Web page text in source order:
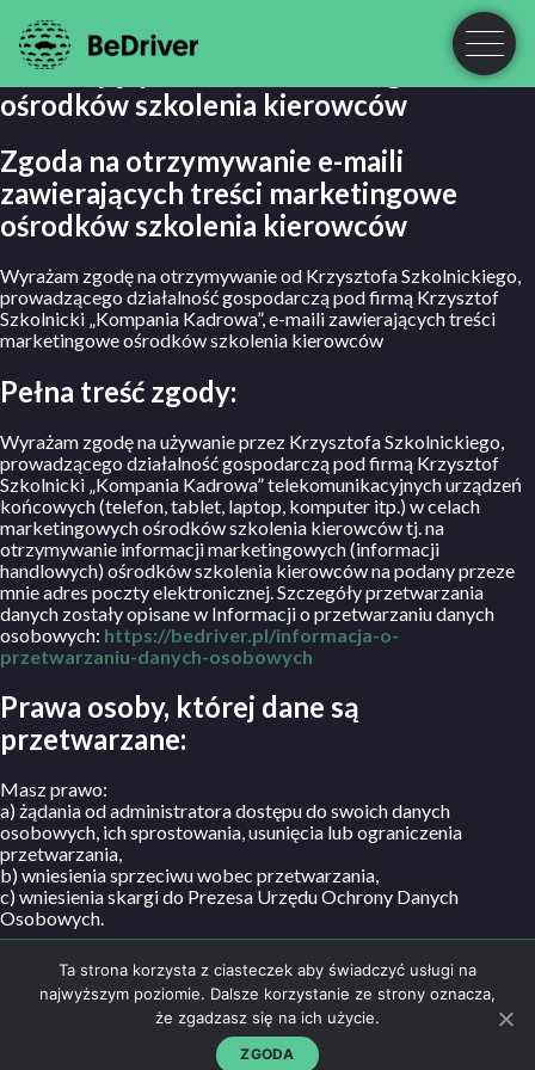
Zgoda na otrzymywanie e-maili
zawierających treści marketingowe
ośrodków szkolenia kierowców
Zgoda na otrzymywanie e-maili
zawierających treści marketingowe
ośrodków szkolenia kierowców
Wyrażam zgodę na otrzymywanie od Krzysztofa Szkolnickiego,
prowadzącego działalność gospodarczą pod firmą Krzysztof
Szkolnicki „Kompania Kadrowa”, e-maili zawierających treści
marketingowe ośrodków szkolenia kierowców
Pełna treść zgody:
Wyrażam zgodę na używanie przez Krzysztofa Szkolnickiego,
prowadzącego działalność gospodarczą pod firmą Krzysztof
Szkolnicki „Kompania Kadrowa” telekomunikacyjnych urządzeń
końcowych (telefon, tablet, laptop, komputer itp.) w celach
marketingowych ośrodków szkolenia kierowców tj. na
otrzymywanie informacji marketingowych (informacji
handlowych) ośrodków szkolenia kierowców na podany przeze
mnie adres poczty elektronicznej. Szczegóły przetwarzania
danych zostały opisane w Informacji o przetwarzaniu danych
osobowych: https://bedriver.pl/informacja-o-
przetwarzaniu-danych-osobowych
Prawa osoby, której dane są
przetwarzane:
Masz prawo:
a) żądania od administratora dostępu do swoich danych
osobowych, ich sprostowania, usunięcia lub ograniczenia
przetwarzania,
b) wniesienia sprzeciwu wobec przetwarzania,
c) wniesienia skargi do Prezesa Urzędu Ochrony Danych
Osobowych.
NAPISZ DO NAS
kontakt@bedriver.pl
Regulamin
Ta strona korzysta z ciasteczek aby świadczyć usługi na
najwyższym poziomie. Dalsze korzystanie ze strony oznacza,
że zgadzasz się na ich użycie.
ZGODA